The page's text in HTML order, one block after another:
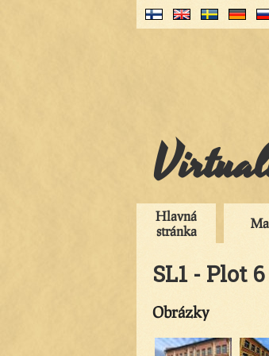
Hlavná
stránka
SL1 - Plot 6
Obrázky